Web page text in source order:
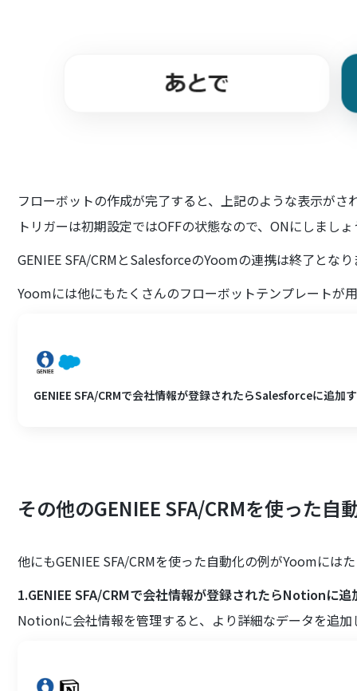
フローボットの作成が完了すると、上記のような表示がさ
トリガーは初期設定ではOFFの状態なので、ONにしましょ
GENIEE SFA/CRMとSalesforceのYoomの連携は終了となり
Yoomには他にもたくさんのフローボットテンプレートが
GENIEE SFA/CRMで会社情報が登録されたらSalesforceに追加
その他のGENIEE SFA/CRMを使った自
他にもGENIEE SFA/CRMを使った自動化の例がYoomには
1.GENIEE SFA/CRMで会社情報が登録されたらNotionに追
Notionに会社情報を管理すると、より詳細なデータを追